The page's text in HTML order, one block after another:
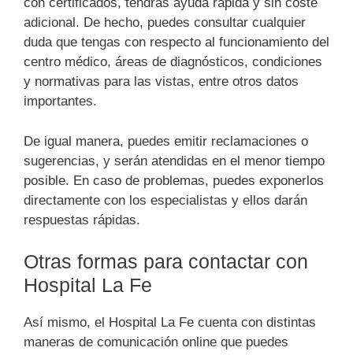
adicional. De hecho, puedes consultar cualquier
duda que tengas con respecto al funcionamiento del
centro médico, áreas de diagnósticos, condiciones
y normativas para las vistas, entre otros datos
importantes.
De igual manera, puedes emitir reclamaciones o
sugerencias, y serán atendidas en el menor tiempo
posible. En caso de problemas, puedes exponerlos
directamente con los especialistas y ellos darán
respuestas rápidas.
Otras formas para contactar con
Hospital La Fe
Así mismo, el Hospital La Fe cuenta con distintas
maneras de comunicación online que puedes